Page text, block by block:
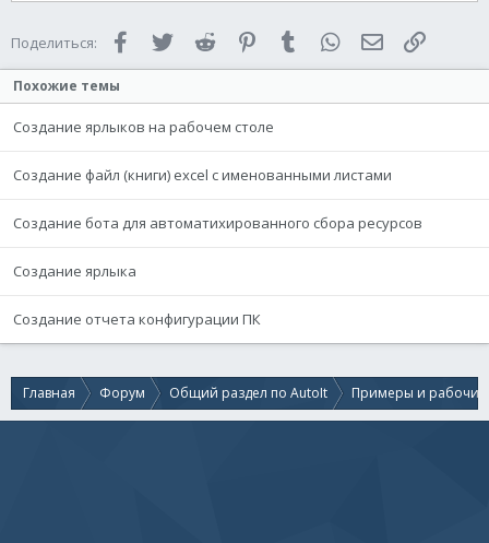
Поделиться: FacebookTwitter Reddit PinterestTumblr WhatsAppЭлектронная
Похожие темы
Создание ярлыков на рабочем столе
Создание файл (книги) excel с именованными листами
Создание бота для автоматихированного сбора ресурсов
Создание ярлыка
Создание отчета конфигурации ПК
Главная Форум Общий раздел по AutoIt Примеры и рабочие